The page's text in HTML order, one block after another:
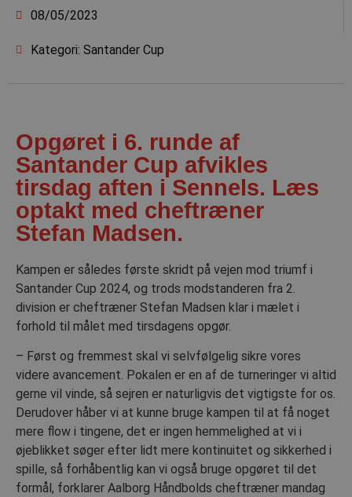
08/05/2023
Kategori: Santander Cup
Opgøret i 6. runde af
Santander Cup afvikles
tirsdag aften i Sennels. Læs
optakt med cheftræner
Stefan Madsen.
Kampen er således første skridt på vejen mod triumf i
Santander Cup 2024, og trods modstanderen fra 2.
division er cheftræner Stefan Madsen klar i mælet i
forhold til målet med tirsdagens opgør.
– Først og fremmest skal vi selvfølgelig sikre vores
videre avancement. Pokalen er en af de turneringer vi altid
gerne vil vinde, så sejren er naturligvis det vigtigste for os.
Derudover håber vi at kunne bruge kampen til at få noget
mere flow i tingene, det er ingen hemmelighed at vi i
øjeblikket søger efter lidt mere kontinuitet og sikkerhed i
spille, så forhåbentlig kan vi også bruge opgøret til det
formål, forklarer Aalborg Håndbolds cheftræner mandag